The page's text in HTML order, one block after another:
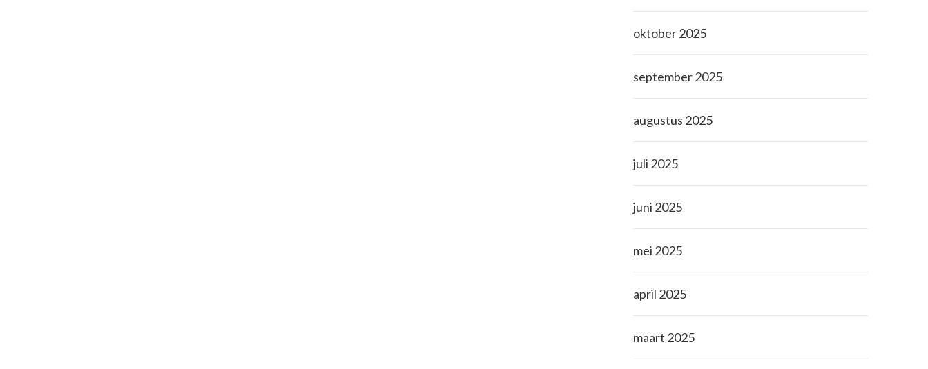
oktober 2025
september 2025
augustus 2025
juli 2025
juni 2025
mei 2025
april 2025
maart 2025